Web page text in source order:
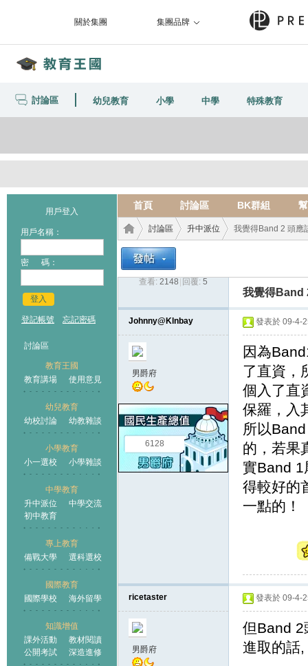
關於集團 集團品牌
討論區 幼兒教育 小學 中學 特殊教育
用戶登入
用戶名稱：
密 碼：
登入
登記帳號 忘記密碼
討論區
教育王國
教育講場
使用意見
幼兒教育
幼校討論
幼教雜談
小學教育
小一選校
小學雜談
中學教育
升中派位
中學交流
初中教育
專上教育
備戰大學
選科選校
國際教育
國際學校
海外留學
知識增值
課外活動
教材閱讀
公開考試
深造進修
首頁 討論區 BK群組
王國
討論區
›
升中派位 我覺得Band 2 頭應
查看: 2148 回覆: 5
我覺得Band
Johnny@Klnbay
男爵府
6128
發表於 09-4-
因為
了直資，
個入了直
保羅，入
所以
的，若果
實Band 1
得較好的
一點的！
ricetaster
男爵府
發表於 09-4-
但Band 2
進取的話